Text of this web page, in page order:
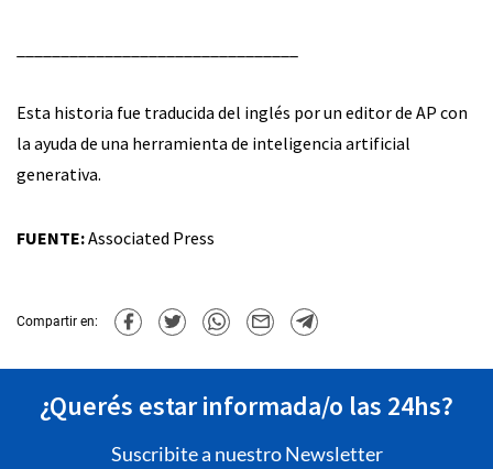
Esta historia fue traducida del inglés por un editor de AP con
la ayuda de una herramienta de inteligencia artificial
generativa.
FUENTE:Associated Press
Compartir en:
¿Querés estar informada/o las 24hs?
Suscribite a nuestro Newsletter